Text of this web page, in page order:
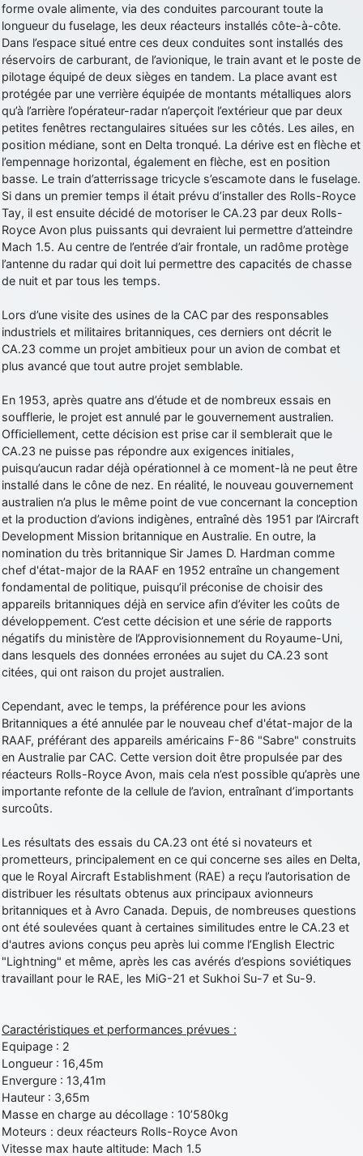
d9pouces: Joyeux Noël à tous !
d9pouces: mais tu peux tenter l'un des rares lycées militaires
comme le Prytanée dans la Sarthe, ça ne peut pas faire de mal !
d9pouces: C'est plutôt après le lycée, voire après une prépa
scientifique, tu as donc encore un peu de temps devant toi
yaellerigolow : bonjour a tous je suis un élève de première
passionnée par l'aviation militaire , pourrais je savoir que faire après
le lycée pour s'orienter et pouvoir devenir officier de l'armée de l'air?
d9pouces: lesquels, par exemple ?
mahmoud : bonsoir, très instructif ce site .mais nous aimerions avoir
les photo des anciens appareils de l'armée de l'air de la haute -volta
d9pouces: Ça me casse quand même bien les pieds, j’avoue
jericho: Pour moi tout est à nouveau OK dirait-on… Merci à toi.
d9pouces
au passage !
d9pouces: j'ai trouvé un palliatif un peu violent, mais ça devrait aller
un peu mieux
d9pouces: cette fois, c'est le Brésil et Singapour qui mettent le site
jericho: Ah ben je peux te confirmer que j'étais resté dans le filtre…
d9pouces: Désolé ! Mon filtrage a été un peu trop violent
manifestement
tout voir
forme ovale alimente, via des conduites parcourant toute la
longueur du fuselage, les deux réacteurs installés côte-à-côte.
Dans l’espace situé entre ces deux conduites sont installés des
réservoirs de carburant, de l’avionique, le train avant et le poste de
pilotage équipé de deux sièges en tandem. La place avant est
protégée par une verrière équipée de montants métalliques alors
qu’à l’arrière l’opérateur-radar n’aperçoit l’extérieur que par deux
petites fenêtres rectangulaires situées sur les côtés. Les ailes, en
position médiane, sont en Delta tronqué. La dérive est en flèche et
l’empennage horizontal, également en flèche, est en position
basse. Le train d’atterrissage tricycle s’escamote dans le fuselage.
Si dans un premier temps il était prévu d’installer des Rolls-Royce
Tay, il est ensuite décidé de motoriser le CA.23 par deux Rolls-
Royce Avon plus puissants qui devraient lui permettre d’atteindre
Mach 1.5. Au centre de l’entrée d’air frontale, un radôme protège
l’antenne du radar qui doit lui permettre des capacités de chasse
de nuit et par tous les temps.
Lors d’une visite des usines de la CAC par des responsables
industriels et militaires britanniques, ces derniers ont décrit le
CA.23 comme un projet ambitieux pour un avion de combat et
plus avancé que tout autre projet semblable.
En 1953, après quatre ans d’étude et de nombreux essais en
soufflerie, le projet est annulé par le gouvernement australien.
Officiellement, cette décision est prise car il semblerait que le
CA.23 ne puisse pas répondre aux exigences initiales,
puisqu’aucun radar déjà opérationnel à ce moment-là ne peut être
installé dans le cône de nez. En réalité, le nouveau gouvernement
australien n’a plus le même point de vue concernant la conception
et la production d’avions indigènes, entraîné dès 1951 par l’Aircraft
Development Mission britannique en Australie. En outre, la
nomination du très britannique Sir James D. Hardman comme
chef d'état-major de la RAAF en 1952 entraîne un changement
fondamental de politique, puisqu’il préconise de choisir des
appareils britanniques déjà en service afin d’éviter les coûts de
développement. C’est cette décision et une série de rapports
négatifs du ministère de l’Approvisionnement du Royaume-Uni,
dans lesquels des données erronées au sujet du CA.23 sont
citées, qui ont raison du projet australien.
Cependant, avec le temps, la préférence pour les avions
Britanniques a été annulée par le nouveau chef d'état-major de la
RAAF, préférant des appareils américains F-86 "Sabre" construits
en Australie par CAC. Cette version doit être propulsée par des
réacteurs Rolls-Royce Avon, mais cela n’est possible qu’après une
importante refonte de la cellule de l’avion, entraînant d’importants
surcoûts.
Les résultats des essais du CA.23 ont été si novateurs et
prometteurs, principalement en ce qui concerne ses ailes en Delta,
que le Royal Aircraft Establishment (RAE) a reçu l’autorisation de
distribuer les résultats obtenus aux principaux avionneurs
britanniques et à Avro Canada. Depuis, de nombreuses questions
ont été soulevées quant à certaines similitudes entre le CA.23 et
d'autres avions conçus peu après lui comme l’English Electric
"Lightning" et même, après les cas avérés d’espions soviétiques
travaillant pour le RAE, les MiG-21 et Sukhoi Su-7 et Su-9.
Caractéristiques et performances prévues :
Equipage : 2
Longueur : 16,45m
Envergure : 13,41m
Hauteur : 3,65m
Masse en charge au décollage : 10’580kg
Moteurs : deux réacteurs Rolls-Royce Avon
Vitesse max haute altitude: Mach 1.5